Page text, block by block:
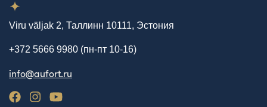
Viru väljak 2, Таллинн 10111, Эстония
+372 5666 9980 (пн-пт 10-16)
info@aufort.ru